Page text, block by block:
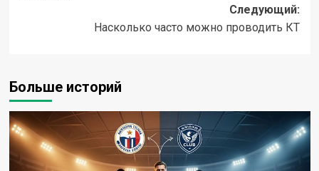
Следующий:
Насколько часто можно проводить КТ
Больше историй